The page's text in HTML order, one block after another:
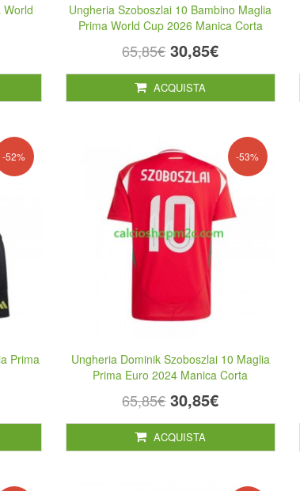
World
Ungheria Szoboszlai 10 Bambino Maglia
Prima World Cup 2026 Manica Corta
65,85€ 30,85€
ACQUISTA
-52%
Prima
-53%
Ungheria Dominik Szoboszlai 10 Maglia
Prima Euro 2024 Manica Corta
65,85€ 30,85€
ACQUISTA